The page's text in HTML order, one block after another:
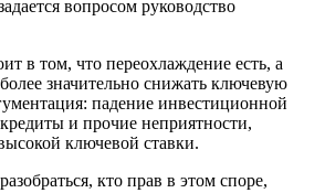
вопросом руководство
в том, что переохлаждение есть, а
значительно снижать ключевую
падение инвестиционной
и прочие неприятности,
ключевой ставки.
кто прав в этом споре,